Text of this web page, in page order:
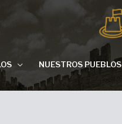
NUESTROS PUEBLOS